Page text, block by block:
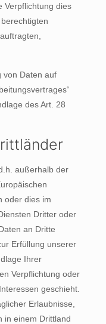
Verpflichtung dies
von Daten auf
des Art. 28
außerhalb der
oder dies im
Dritter oder
an Dritte
Erfüllung unserer
Ihrer
Verpflichtung oder
geschieht.
Erlaubnisse,
in einem Drittland